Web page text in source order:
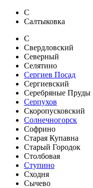
С
Салтыковка
С
Свердловский
Северный
Селятино
Сергиев Посад
Сергиевский
Серебряные Пруды
Серпухов
Скоропусковский
Солнечногорск
Софрино
Старая Купавна
Старый Городок
Столбовая
Ступино
Сходня
Сычево